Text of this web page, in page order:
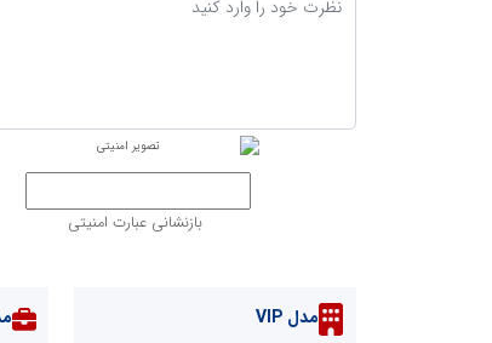
بازنشانی عبارت امنیتی
مدل VIP